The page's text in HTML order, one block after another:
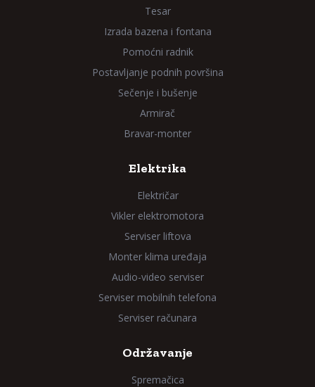
Tesar
Izrada bazena i fontana
Pomoćni radnik
Postavljanje podnih površina
Sečenje i bušenje
Armirač
Bravar-monter
Elektrika
Električar
Vikler elektromotora
Serviser liftova
Monter klima uređaja
Audio-video serviser
Serviser mobilnih telefona
Serviser računara
Održavanje
Spremačica